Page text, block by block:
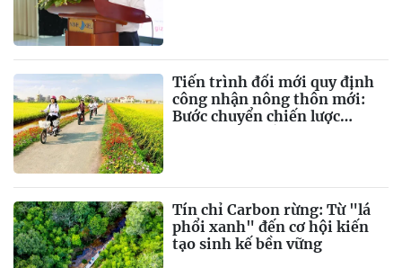
Tiến trình đổi mới quy định
công nhận nông thôn mới:
Bước chuyển chiến lược
Tín chỉ Carbon rừng: Từ "lá
phổi xanh" đến cơ hội kiến
tạo sinh kế bền vững